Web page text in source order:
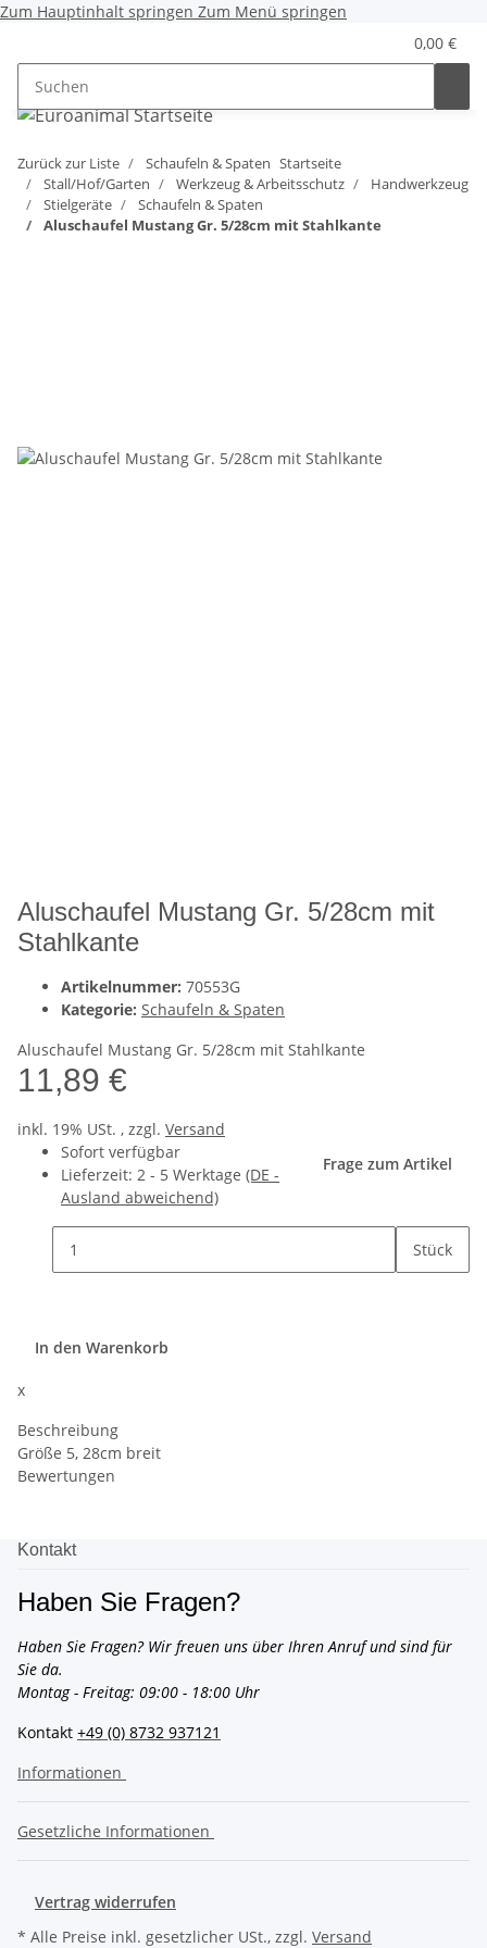
Zum Hauptinhalt springen Zum Menü springen
0,00 €
Zurück zur Liste Schaufeln & Spaten Startseite
Stall/Hof/Garten
Werkzeug & Arbeitsschutz
Handwerkzeug
Stielgeräte
Schaufeln & Spaten
Aluschaufel Mustang Gr. 5/28cm mit Stahlkante
Aluschaufel Mustang Gr. 5/28cm mit
Stahlkante
Artikelnummer: 70553G
Kategorie: Schaufeln & Spaten
Aluschaufel Mustang Gr. 5/28cm mit Stahlkante
11,89 €
inkl. 19% USt. , zzgl. Versand
Sofort verfügbar
Lieferzeit: 2 - 5 Werktage (DE -
Ausland abweichend)
Frage zum Artikel
Stück
In den Warenkorb
x
Beschreibung
Größe 5, 28cm breit
Bewertungen
Kontakt
Haben Sie Fragen?
Haben Sie Fragen? Wir freuen uns über Ihren Anruf und sind für
Sie da.
Montag - Freitag: 09:00 - 18:00 Uhr
Kontakt +49 (0) 8732 937121
Informationen
Gesetzliche Informationen
Vertrag widerrufen
* Alle Preise inkl. gesetzlicher USt., zzgl. Versand